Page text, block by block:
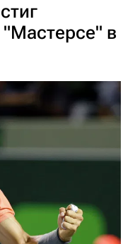
"Мастерсе" в